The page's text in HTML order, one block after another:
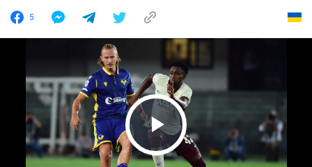
5
Play Video